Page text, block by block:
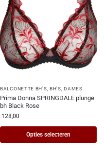
BALCONETTE BH'S, BH'S, DAMES
Prima Donna SPRINGDALE plunge
bh Black Rose
128,00
Opties selecteren